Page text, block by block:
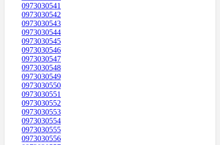
0973030541
0973030542
0973030543
0973030544
0973030545
0973030546
0973030547
0973030548
0973030549
0973030550
0973030551
0973030552
0973030553
0973030554
0973030555
0973030556